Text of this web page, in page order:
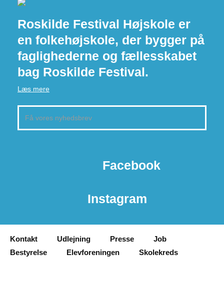
Roskilde Festival Højskole er
en folkehøjskole, der bygger på
faglighederne og fællesskabet
bag Roskilde Festival.
Læs mere
Facebook
Instagram
Kontakt Udlejning Presse
Job
Bestyrelse
Elevforeningen Skolekreds